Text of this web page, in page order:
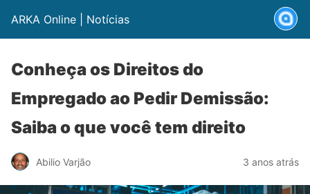
ARKA Online | Notícias
Conheça os Direitos do
Empregado ao Pedir Demissão:
Saiba o que você tem direito
Abilio Varjão 3 anos atrás